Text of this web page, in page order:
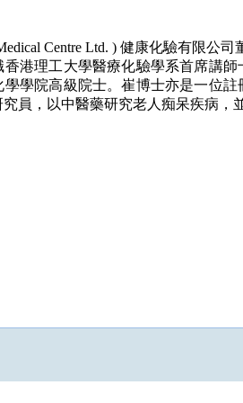
Centre Ltd. ) 健康化驗有限公
港理工大學醫療化驗學系首席講
學學院高級院士。崔博士亦是一位
員，以中醫藥研究老人痴呆疾病，